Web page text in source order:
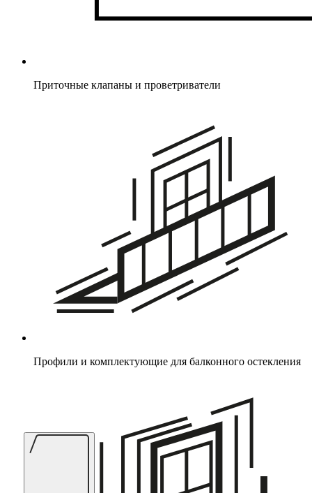
Приточные клапаны и проветриватели
Профили и комплектующие для балконного остекления